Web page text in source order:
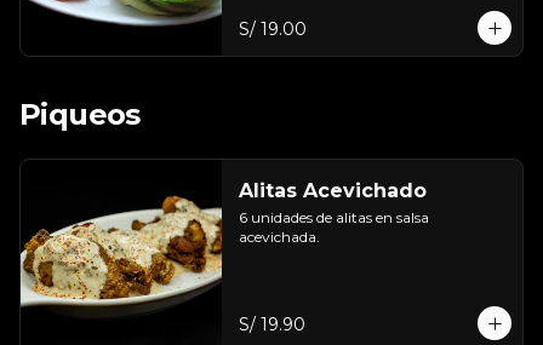
S/ 19.00
Piqueos
Alitas Acevichado
6 unidades de alitas en salsa
acevichada.
S/ 19.90